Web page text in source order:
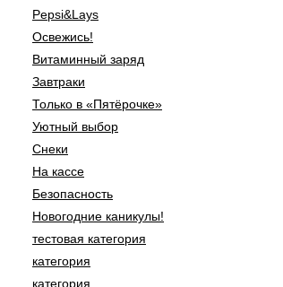
Pepsi&Lays
Освежись!
Витаминный заряд
Завтраки
Только в «Пятёрочке»
Уютный выбор
Снеки
На кассе
Безопасность
Новогодние каникулы!
тестовая категория
категория
категория